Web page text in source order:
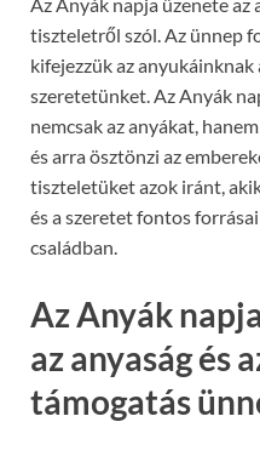
tiszteletről szól. Az ünnep
kifejezzük az
szeretetünket. Az Anyák
nemcsak az anyákat,
és arra ösztönzi az
tiszteletüket azok iránt,
és a szeretet fontos
családban.
Az Anyák
az anyaság és
támogatás